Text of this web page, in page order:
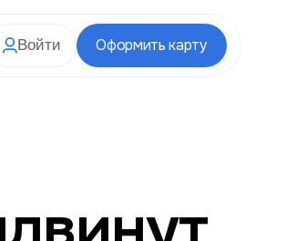
Войти Оформить карту